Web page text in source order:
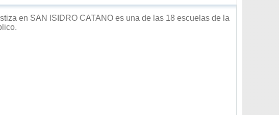
en SAN ISIDRO CATANO es una de las 18 escuelas de la
.